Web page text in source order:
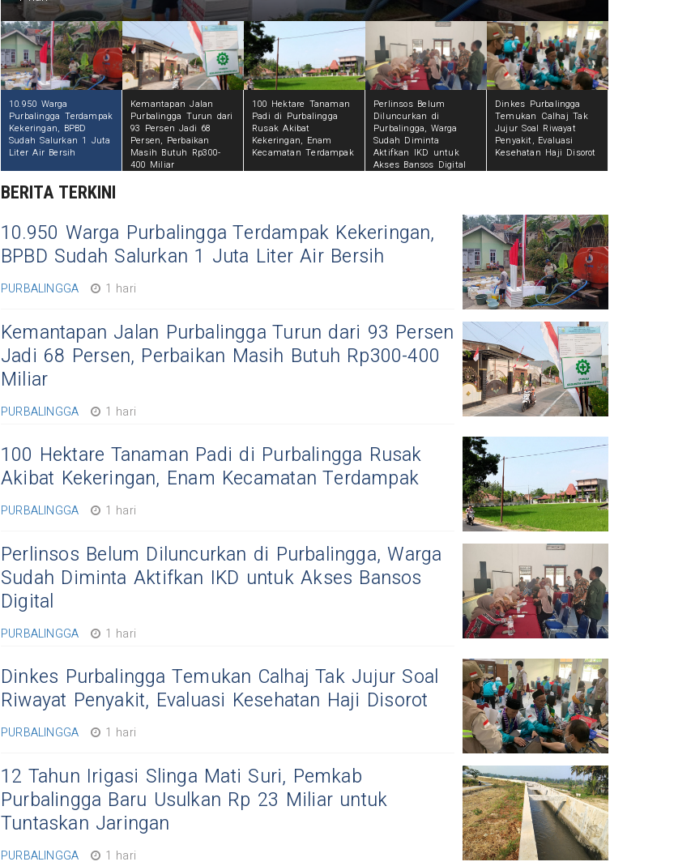
10.950 Warga
Purbalingga Terdampak
Kekeringan, BPBD
Sudah Salurkan 1 Juta
Liter Air Bersih
Kemantapan Jalan
Purbalingga Turun dari
93 Persen Jadi 68
Persen, Perbaikan
Masih Butuh Rp300-
400 Miliar
100 Hektare Tanaman
Padi di Purbalingga
Rusak Akibat
Kekeringan, Enam
Kecamatan Terdampak
Perlinsos Belum
Diluncurkan di
Purbalingga, Warga
Sudah Diminta
Aktifkan IKD untuk
Akses Bansos Digital
Dinkes Purbalingga
Temukan Calhaj Tak
Jujur Soal Riwayat
Penyakit, Evaluasi
Kesehatan Haji Disorot
BERITA TERKINI
10.950 Warga Purbalingga Terdampak Kekeringan,
BPBD Sudah Salurkan 1 Juta Liter Air Bersih
PURBALINGGA 1 hari
Kemantapan Jalan Purbalingga Turun dari 93 Persen
Jadi 68 Persen, Perbaikan Masih Butuh Rp300-400
Miliar
PURBALINGGA 1 hari
100 Hektare Tanaman Padi di Purbalingga Rusak
Akibat Kekeringan, Enam Kecamatan Terdampak
PURBALINGGA 1 hari
Perlinsos Belum Diluncurkan di Purbalingga, Warga
Sudah Diminta Aktifkan IKD untuk Akses Bansos
Digital
PURBALINGGA 1 hari
Dinkes Purbalingga Temukan Calhaj Tak Jujur Soal
Riwayat Penyakit, Evaluasi Kesehatan Haji Disorot
PURBALINGGA 1 hari
12 Tahun Irigasi Slinga Mati Suri, Pemkab
Purbalingga Baru Usulkan Rp 23 Miliar untuk
Tuntaskan Jaringan
PURBALINGGA 1 hari